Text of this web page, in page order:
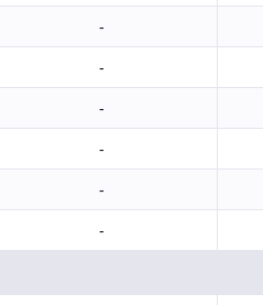
-
-
-
-
-
-